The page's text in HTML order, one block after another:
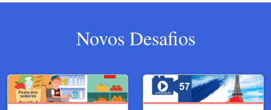
Novos Desafios